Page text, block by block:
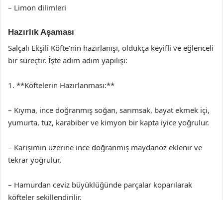
– Limon dilimleri
Hazırlık Aşaması
Salçalı Ekşili Köfte’nin hazırlanışı, oldukça keyifli ve eğlenceli
bir süreçtir. İşte adım adım yapılışı:
1. **Köftelerin Hazırlanması:**
– Kıyma, ince doğranmış soğan, sarımsak, bayat ekmek içi,
yumurta, tuz, karabiber ve kimyon bir kapta iyice yoğrulur.
– Karışımın üzerine ince doğranmış maydanoz eklenir ve
tekrar yoğrulur.
– Hamurdan ceviz büyüklüğünde parçalar koparılarak
köfteler şekillendirilir.